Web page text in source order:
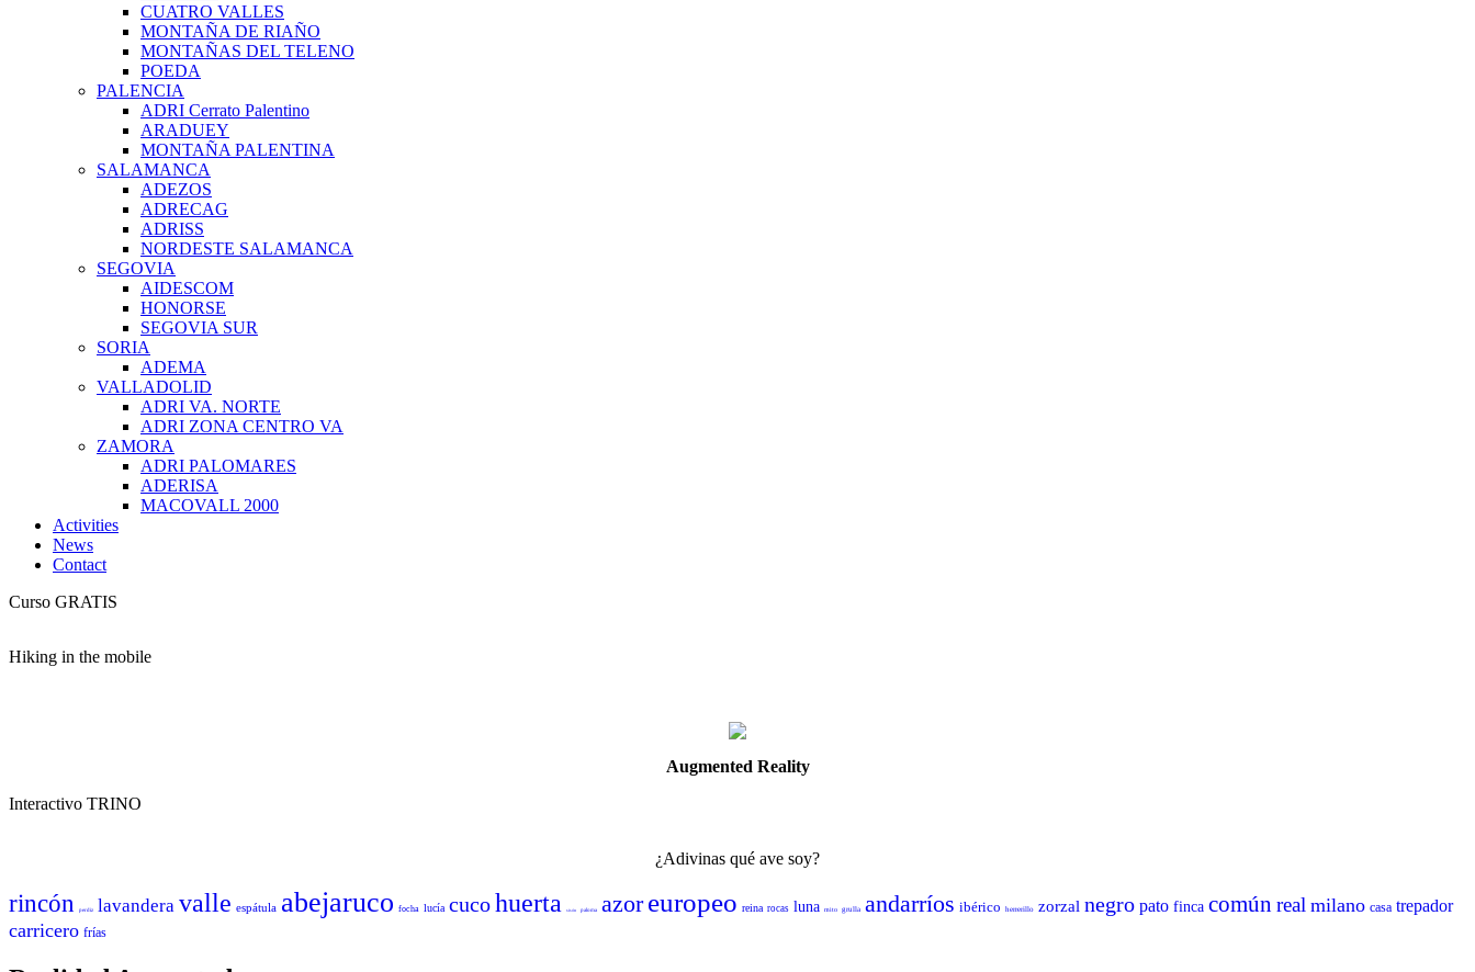
CUATRO VALLES
MONTAÑA DE RIAÑO
MONTAÑAS DEL TELENO
POEDA
PALENCIA
ADRI Cerrato Palentino
ARADUEY
MONTAÑA PALENTINA
SALAMANCA
ADEZOS
ADRECAG
ADRISS
NORDESTE SALAMANCA
SEGOVIA
AIDESCOM
HONORSE
SEGOVIA SUR
SORIA
ADEMA
VALLADOLID
ADRI VA. NORTE
ADRI ZONA CENTRO VA
ZAMORA
ADRI PALOMARES
ADERISA
MACOVALL 2000
Activities
News
Contact
Curso GRATIS
Hiking in the mobile
Augmented Reality
Interactivo TRINO
¿Adivinas qué ave soy?
rincón perdiz lavandera valle espátula abejaruco focha lucía cucohuerta sisón paloma azor europeo reina rocas luna mito grulla andarríos ibérico herrerillo zorzal negro pato finca común real milano casa trepador
carricero frías